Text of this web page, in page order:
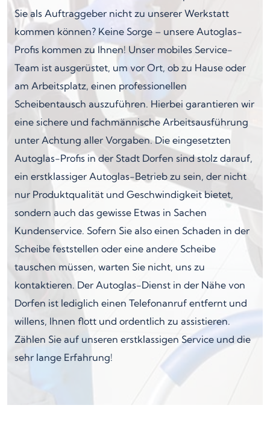
Sie als Auftraggeber nicht zu unserer Werkstatt
kommen können? Keine Sorge – unsere Autoglas-
Profis kommen zu Ihnen! Unser mobiles Service-
Team ist ausgerüstet, um vor Ort, ob zu Hause oder
am Arbeitsplatz, einen professionellen
Scheibentausch auszuführen. Hierbei garantieren wir
eine sichere und fachmännische Arbeitsausführung
unter Achtung aller Vorgaben. Die eingesetzten
Autoglas-Profis in der Stadt Dorfen sind stolz darauf,
ein erstklassiger Autoglas-Betrieb zu sein, der nicht
nur Produktqualität und Geschwindigkeit bietet,
sondern auch das gewisse Etwas in Sachen
Kundenservice. Sofern Sie also einen Schaden in der
Scheibe feststellen oder eine andere Scheibe
tauschen müssen, warten Sie nicht, uns zu
kontaktieren. Der Autoglas-Dienst in der Nähe von
Dorfen ist lediglich einen Telefonanruf entfernt und
willens, Ihnen flott und ordentlich zu assistieren.
Zählen Sie auf unseren erstklassigen Service und die
sehr lange Erfahrung!